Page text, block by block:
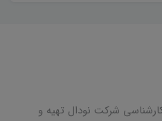
شرکت نودال تهیه و